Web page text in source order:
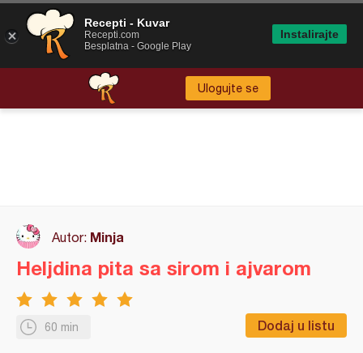
Ulogujte se
Autor: Minja
60 min Dodaj u listu
Heljdina pita sa sirom i ajvarom
Recepti - Kuvar
Recepti.com
Besplatna - Google Play
Instalirajte